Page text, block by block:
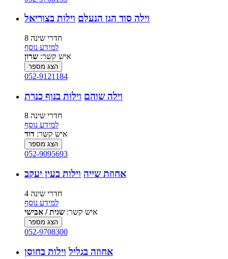
וילה סוד הגן הנעלם וילות בצוריאל
8 חדרי שינה
למידע נוסף
איש קשר: שרון
הצג מספר
052-9121184
וילה שוהם וילות בנוף כנרת
8 חדרי שינה
למידע נוסף
איש קשר: דוד
הצג מספר
052-9095693
אחוזת שייה וילות בעין יעקב
4 חדרי שינה
למידע נוסף
איש קשר: שגית / אבישי
הצג מספר
052-9708300
אחוזה בגליל וילות בחוסן